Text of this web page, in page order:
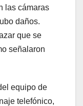
las cámaras
daños.
que se
señalaron
equipo de
telefónico,